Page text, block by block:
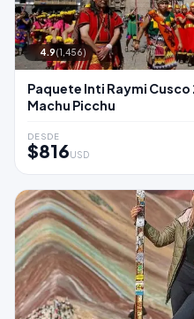
4.9(1,456)
Paquete Inti Raymi Cusco
Machu Picchu
DESDE
$816USD